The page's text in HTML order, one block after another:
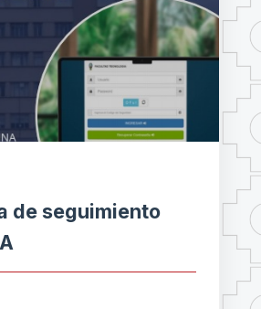
de seguimiento